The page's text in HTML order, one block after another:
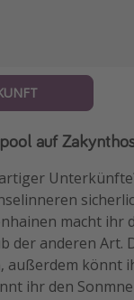
auf
macht ihr
der anderen Art.
außerdem könnt
ihr den